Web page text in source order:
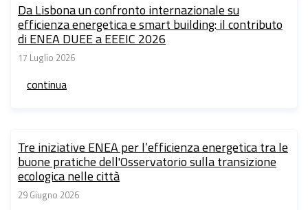
Da Lisbona un confronto internazionale su
efficienza energetica e smart building: il contributo
di ENEA DUEE a EEEIC 2026
17 Luglio 2026
continua
Tre iniziative ENEA per l’efficienza energetica tra le
buone pratiche dell'Osservatorio sulla transizione
ecologica nelle città
29 Giugno 2026